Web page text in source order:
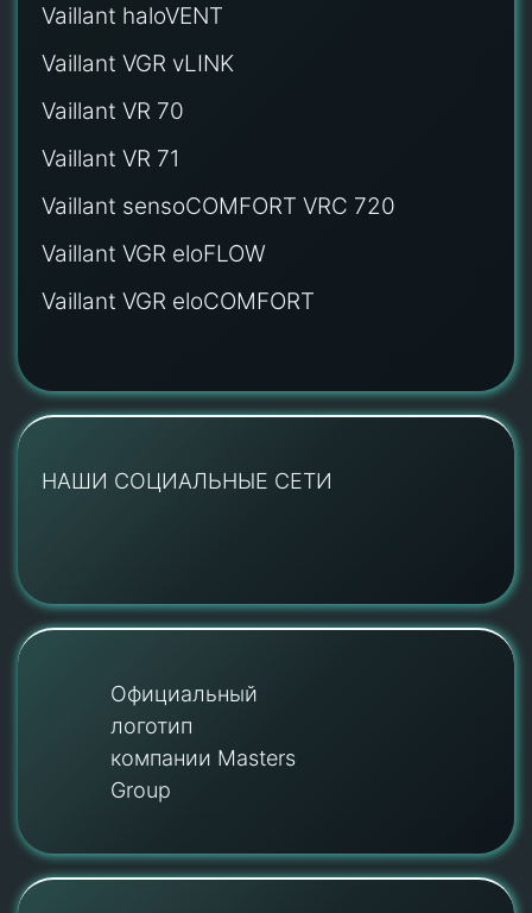
Vaillant haloVENT
Vaillant VGR vLINK
Vaillant VR 70
Vaillant VR 71
Vaillant sensoCOMFORT VRC 720
Vaillant VGR eloFLOW
Vaillant VGR eloCOMFORT
НАШИ СОЦИАЛЬНЫЕ СЕТИ
Официальный
логотип
компании Masters
Group